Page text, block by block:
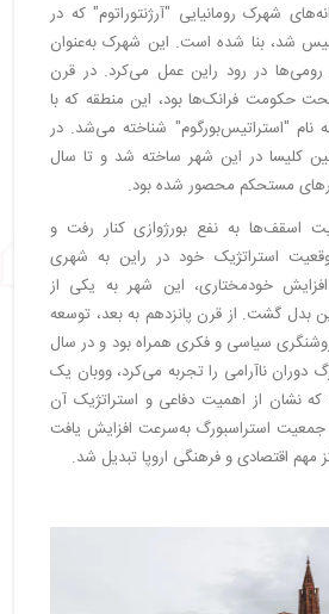
شهرک رومانیایی "آرژنتوراتوم" که در
تأسیس شد، بنا شده است. این شهرک به‌عنوان
در رود راین عمل می‌کرد. در قرن
حکومت فرانک‌ها بود، این منطقه که با
نام "استراتیس‌بورگوم" شناخته می‌شد. در
کلیسا در این شهر ساخته شد و تا سال
اسقف‌ها به نفع بورژوازی کنار رفت و
استراتژیک خود در راین به شهری
خودمختاری، این شهر به یکی از
بدل گشت. از قرن پانزدهم به بعد، توسعه
سیاسی و فکری همراه بود و در سال
دوران ناآرامی را تجربه می‌کرد، ووبان یک
نشان از اهمیت دفاعی و استراتژیک آن
استراسبورگ به‌سرعت افزایش یافت
مهم اقتصادی و فرهنگی اروپا تبدیل شد.